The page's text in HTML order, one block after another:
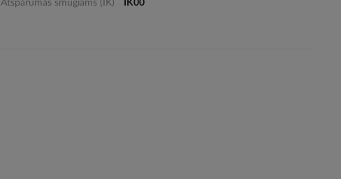
Atsparumas smūgiams (IK)
IK00